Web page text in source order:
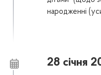
народженні
28 січня